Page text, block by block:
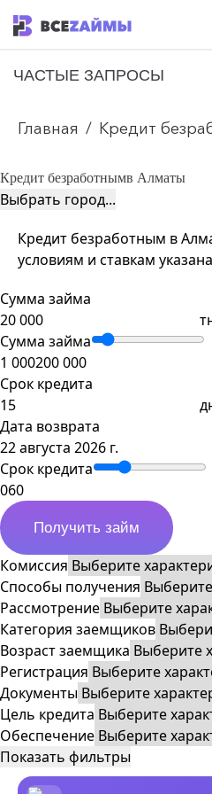
ЧАСТЫЕ ЗАПРОСЫ
Главная / Кредит
Кредит безработнымв Алматы
Выбрать город...
Кредит безработным в
условиям и ставкам
Сумма займа
Сумма займа
1 000200 000
Срок кредита
Дата возврата
22 августа 2026 г.
Срок кредита
060
Получить займ
Комиссия
Способы получения
Рассмотрение
Категория заемщиков
Возраст заемщика
Регистрация
Документы
Цель кредита
Обеспечение
Показать фильтры